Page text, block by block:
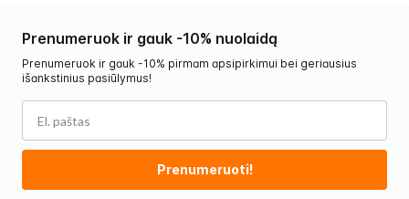
Prenumeruok ir gauk -10% nuolaidą
Prenumeruok ir gauk -10% pirmam apsipirkimui bei geriausius
išankstinius pasiūlymus!
Prenumeruoti!